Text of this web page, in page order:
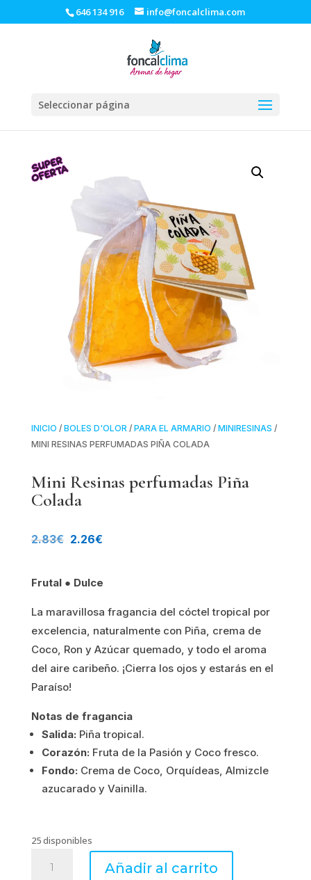
646 134 916 info@foncalclima.com
Seleccionar página
INICIO / BOLES D'OLOR/ PARA EL ARMARIO / MINIRESINAS /
MINI RESINAS PERFUMADAS PIÑA COLADA
Mini Resinas perfumadas Piña
Colada
2.83€ El
original
era:
2.83€.
2.26€El
actual
es:
2.26€.
Frutal ● Dulce
La maravillosa fragancia del cóctel tropical por
excelencia, naturalmente con Piña, crema de
Coco, Ron y Azúcar quemado, y todo el aroma
del aire caribeño. ¡Cierra los ojos y estarás en el
Paraíso!
Notas de fragancia
Salida: Piña tropical.
Corazón: Fruta de la Pasión y Coco fresco.
Fondo: Crema de Coco, Orquídeas, Almizcle
azucarado y Vainilla.
25 disponibles
Resinas
Añadir al carrito